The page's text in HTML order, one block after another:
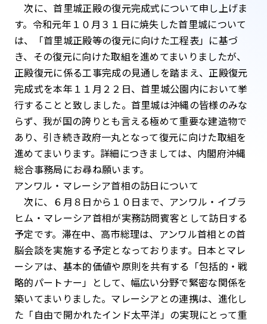
次に、首里城正殿の復元完成式について申し上げま
す。令和元年１０月３１日に焼失した首里城について
は、「首里城正殿等の復元に向けた工程表」に基づ
き、その復元に向けた取組を進めてまいりましたが、
正殿復元に係る工事完成の見通しを踏まえ、正殿復元
完成式を本年１１月２２日、首里城公園内において挙
行することと致しました。首里城は沖縄の皆様のみな
らず、我が国の誇りとも言える極めて重要な建造物で
あり、引き続き政府一丸となって復元に向けた取組を
進めてまいります。詳細につきましては、内閣府沖縄
総合事務局にお尋ね願います。
アンワル・マレーシア首相の訪日について
次に、６月８日から１０日まで、アンワル・イブラ
ヒム・マレーシア首相が実務訪問賓客として訪日する
予定です。滞在中、高市総理は、アンワル首相との首
脳会談を実施する予定となっております。日本とマレ
ーシアは、基本的価値や原則を共有する「包括的・戦
略的パートナー」として、幅広い分野で緊密な関係を
築いてまいりました。マレーシアとの連携は、進化し
た「自由で開かれたインド太平洋」の実現にとって重